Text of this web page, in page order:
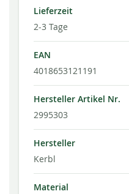
Lieferzeit
2-3 Tage
EAN
4018653121191
Hersteller Artikel Nr.
2995303
Hersteller
Kerbl
Material